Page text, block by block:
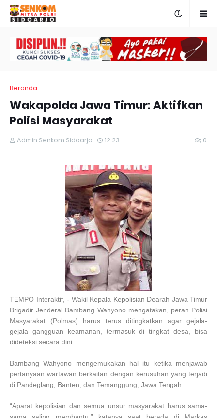
Beranda
Wakapolda Jawa Timur: Aktifkan
Polisi Masyarakat
Admin Senkom Sidoarjo 12.23 0
TEMPO Interaktif, - Wakil Kepala Kepolisian Dearah Jawa Timur
Brigadir Jenderal Bambang Wahyono mengatakan, peran Polisi
Masyarakat (Polmas) harus terus ditingkatkan agar gejala-
gejala gangguan keamanan, termasuk di tingkat desa, bisa
dideteksi secara dini.
Bambang Wahyono mengemukakan hal itu ketika menjawab
pertanyaan wartawan berkaitan dengan kerusuhan yang terjadi
di Pandeglang, Banten, dan Temanggung, Jawa Tengah.
“Aparat kepolisian dan semua unsur masyarakat harus sama-